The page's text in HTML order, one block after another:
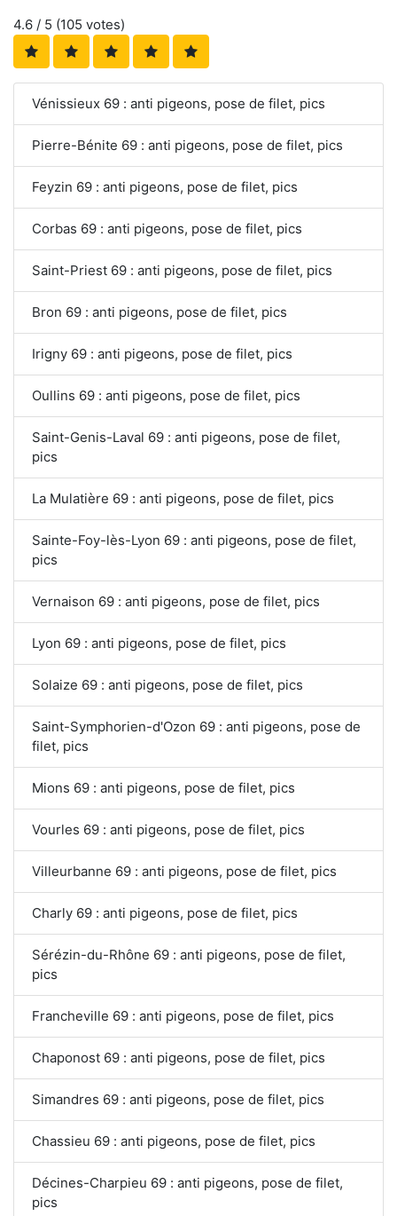
4.6 / 5 (105 votes)
Vénissieux 69 : anti pigeons, pose de filet, pics
Pierre-Bénite 69 : anti pigeons, pose de filet, pics
Feyzin 69 : anti pigeons, pose de filet, pics
Corbas 69 : anti pigeons, pose de filet, pics
Saint-Priest 69 : anti pigeons, pose de filet, pics
Bron 69 : anti pigeons, pose de filet, pics
Irigny 69 : anti pigeons, pose de filet, pics
Oullins 69 : anti pigeons, pose de filet, pics
Saint-Genis-Laval 69 : anti pigeons, pose de filet,
pics
La Mulatière 69 : anti pigeons, pose de filet, pics
Sainte-Foy-lès-Lyon 69 : anti pigeons, pose de filet,
pics
Vernaison 69 : anti pigeons, pose de filet, pics
Lyon 69 : anti pigeons, pose de filet, pics
Solaize 69 : anti pigeons, pose de filet, pics
Saint-Symphorien-d'Ozon 69 : anti pigeons, pose de
filet, pics
Mions 69 : anti pigeons, pose de filet, pics
Vourles 69 : anti pigeons, pose de filet, pics
Villeurbanne 69 : anti pigeons, pose de filet, pics
Charly 69 : anti pigeons, pose de filet, pics
Sérézin-du-Rhône 69 : anti pigeons, pose de filet,
pics
Francheville 69 : anti pigeons, pose de filet, pics
Chaponost 69 : anti pigeons, pose de filet, pics
Simandres 69 : anti pigeons, pose de filet, pics
Chassieu 69 : anti pigeons, pose de filet, pics
Décines-Charpieu 69 : anti pigeons, pose de filet,
pics